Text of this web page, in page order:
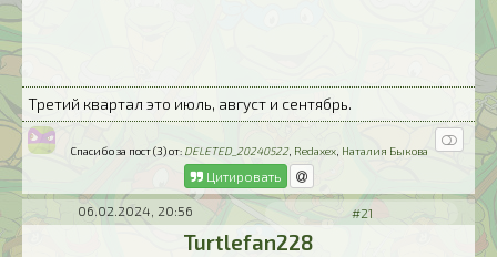
Третий квартал это июль, август и сентябрь.
Спасибо за пост (3) от: DELETED_20240522, Redaxex, Наталия Быкова
Цитировать
06.02.2024, 20:56 #21
Turtlefan228